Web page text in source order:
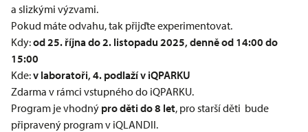
a slizkými výzvami.
Pokud máte odvahu, tak přijďte experimentovat.
Kdy:od 25. října do 2. listopadu 2025, denně od 14:00 do
15:00
Kde:v laboratoři, 4. podlaží v iQPARKU
Zdarma v rámci vstupného do iQPARKU.
Program je vhodný pro děti do 8 let, pro starší děti bude
připravený program v iQLANDII.